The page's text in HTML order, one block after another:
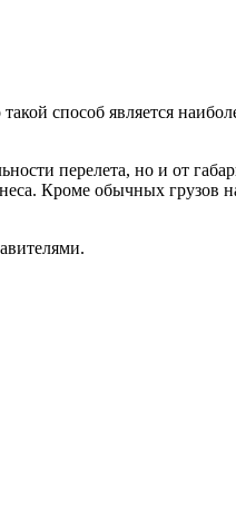
способ является
перелета, но и от
Кроме обычных грузов